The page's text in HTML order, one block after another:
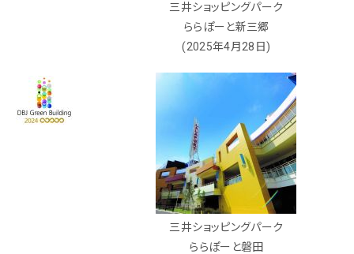
三井ショッピングパーク
ららぽーと新三郷
(2025年4月28日)
三井ショッピングパーク
ららぽーと磐田